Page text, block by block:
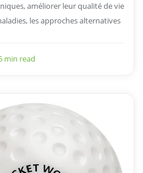
améliorer leur qualité de vie
les approches alternatives
min read